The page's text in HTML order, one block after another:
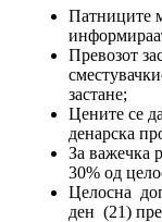
Патниците
Превозот
застане;
Цените се
денарска
За важечка
30% од
Целосна
ден (21)